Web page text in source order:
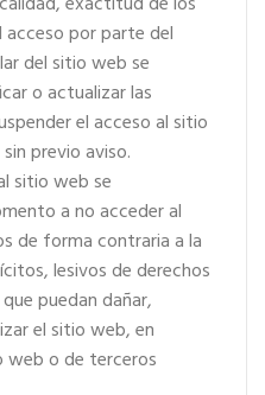
por parte del
del sitio web se
o actualizar las
el acceso al sitio
previo aviso.
sitio web se
a no acceder al
de forma contraria a la
lesivos de derechos
puedan dañar,
el sitio web, en
web o de terceros